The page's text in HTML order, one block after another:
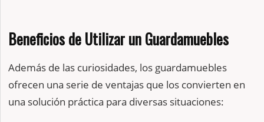
Beneficios de Utilizar un Guardamuebles
Además de las curiosidades, los guardamuebles
ofrecen una serie de ventajas que los convierten en
una solución práctica para diversas situaciones: